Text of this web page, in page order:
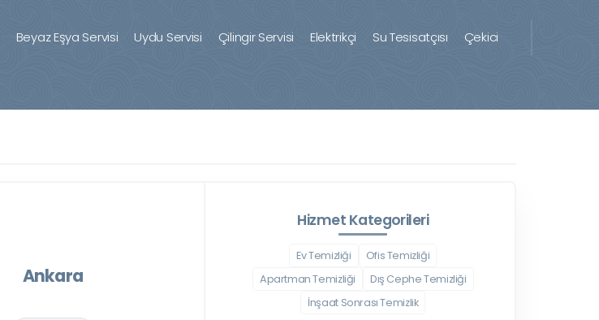
Beyaz Eşya Servisi Uydu Servisi Çilingir Servisi Elektrikçi Su Tesisatçısı Çekici
Ankara
Hizmet Kategorileri
Ev Temizliği
Ofis Temizliği
Apartman Temizliği
Dış Cephe Temizliği
İnşaat Sonrası Temizlik